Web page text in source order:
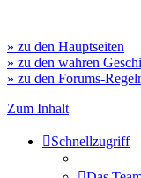
» zu den Hauptseiten
» zu den wahren
» zu den Forums-
Zum Inhalt
Schnellzugriff